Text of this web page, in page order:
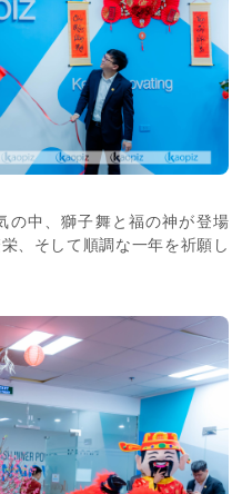
の中、獅子舞と福の神が登場
、そして順調な一年を祈願し